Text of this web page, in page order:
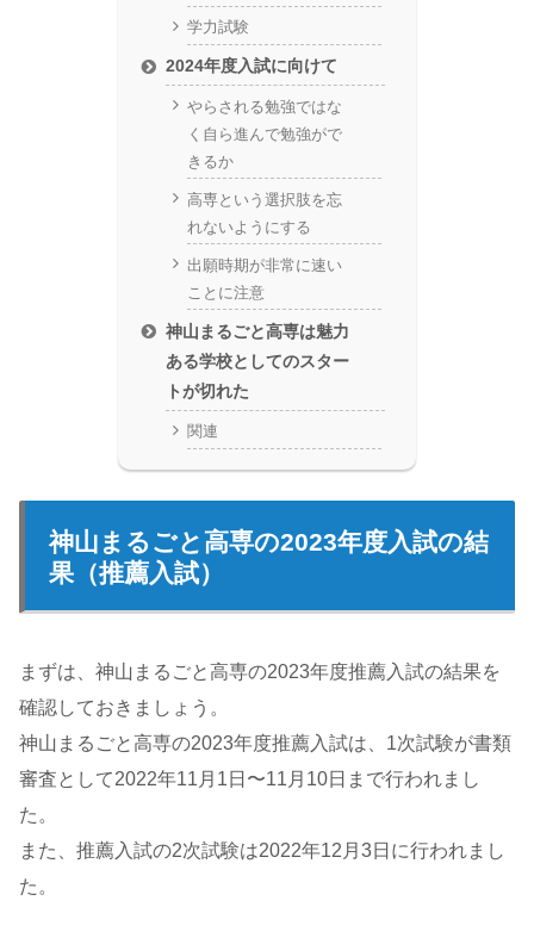
学力試験
2024年度入試に向けて
やらされる勉強ではな
く自ら進んで勉強がで
きるか
高専という選択肢を忘
れないようにする
出願時期が非常に速い
ことに注意
神山まるごと高専は魅力
ある学校としてのスター
トが切れた
関連
神山まるごと高専の2023年度入試の結
果（推薦入試）
まずは、神山まるごと高専の2023年度推薦入試の結果を
確認しておきましょう。
神山まるごと高専の2023年度推薦入試は、1次試験が書類
審査として2022年11月1日〜11月10日まで行われまし
た。
また、推薦入試の2次試験は2022年12月3日に行われまし
た。